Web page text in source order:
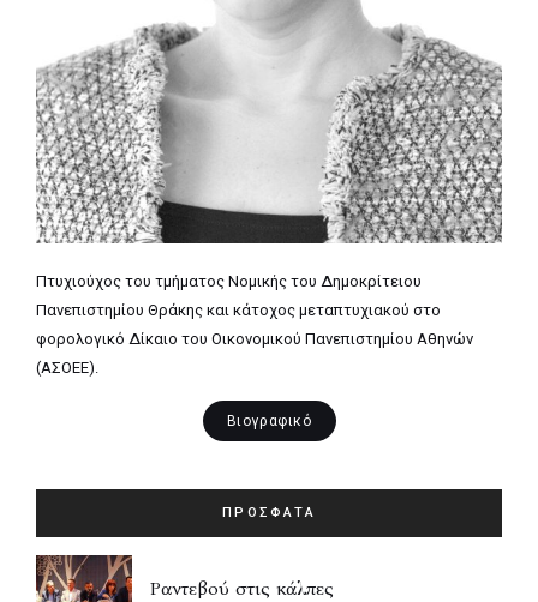
Πτυχιούχος του τμήματος Νομικής του Δημοκρίτειου
Πανεπιστημίου Θράκης και κάτοχος μεταπτυχιακού στο
φορολογικό Δίκαιο του Οικονομικού Πανεπιστημίου Αθηνών
(ΑΣΟΕΕ).
Βιογραφικό
ΠΡΟΣΦΑΤΑ
Ραντεβού στις κάλπες